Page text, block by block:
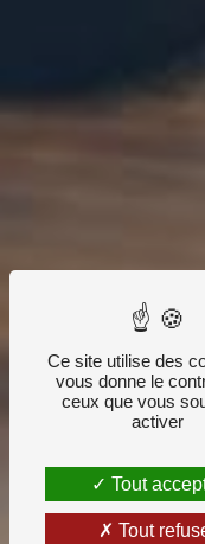
Ce site utilise des
vous donne le
ceux que vous
activer
Tout
Tout